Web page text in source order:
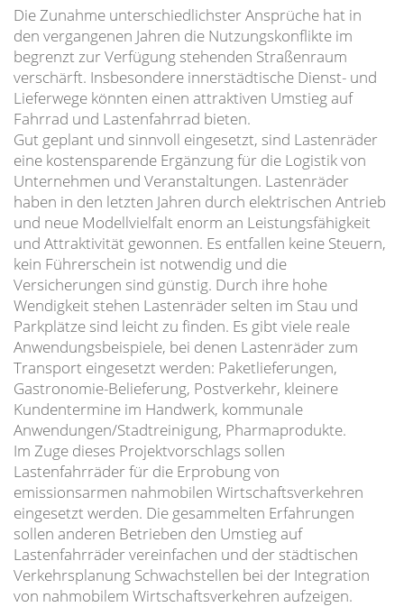
Die Zunahme unterschiedlichster Ansprüche hat in
den vergangenen Jahren die Nutzungskonflikte im
begrenzt zur Verfügung stehenden Straßenraum
verschärft. Insbesondere innerstädtische Dienst- und
Lieferwege könnten einen attraktiven Umstieg auf
Fahrrad und Lastenfahrrad bieten.
Gut geplant und sinnvoll eingesetzt, sind Lastenräder
eine kostensparende Ergänzung für die Logistik von
Unternehmen und Veranstaltungen. Lastenräder
haben in den letzten Jahren durch elektrischen Antrieb
und neue Modellvielfalt enorm an Leistungsfähigkeit
und Attraktivität gewonnen. Es entfallen keine Steuern,
kein Führerschein ist notwendig und die
Versicherungen sind günstig. Durch ihre hohe
Wendigkeit stehen Lastenräder selten im Stau und
Parkplätze sind leicht zu finden. Es gibt viele reale
Anwendungsbeispiele, bei denen Lastenräder zum
Transport eingesetzt werden: Paketlieferungen,
Gastronomie-Belieferung, Postverkehr, kleinere
Kundentermine im Handwerk, kommunale
Anwendungen/Stadtreinigung, Pharmaprodukte.
Im Zuge dieses Projektvorschlags sollen
Lastenfahrräder für die Erprobung von
emissionsarmen nahmobilen Wirtschaftsverkehren
eingesetzt werden. Die gesammelten Erfahrungen
sollen anderen Betrieben den Umstieg auf
Lastenfahrräder vereinfachen und der städtischen
Verkehrsplanung Schwachstellen bei der Integration
von nahmobilem Wirtschaftsverkehren aufzeigen.